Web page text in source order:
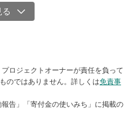
こと、ルールや制度について
りよい未来にたどり着けるよ
、選挙を「自分たちのもの」
ます。
人に選挙に参加してもらい、
したプロジェクト（社団法人）
ロジェクトオーナーが責任を負って
のではありません。詳しくは免責事
告」「寄付金の使いみち」に掲載の